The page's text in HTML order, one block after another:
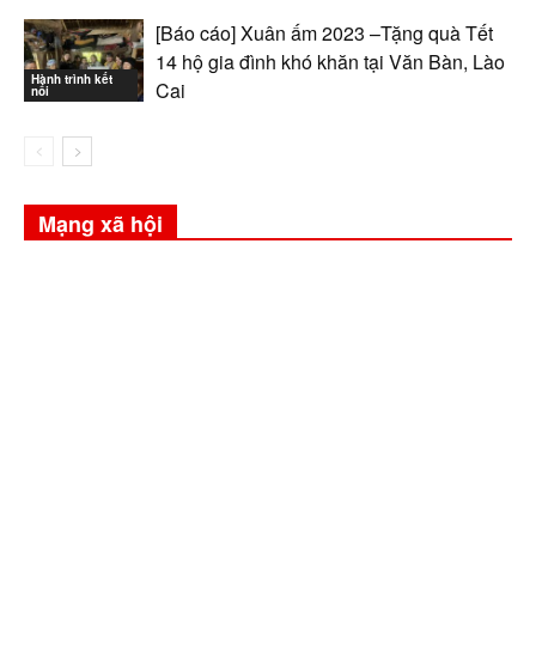
Hành trình kết
nối
[Báo cáo] Xuân ấm 2023 –Tặng quà Tết
14 hộ gia đình khó khăn tại Văn Bàn, Lào
Cai
Mạng xã hội